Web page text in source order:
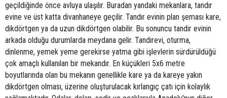
geçildiğinde önce avluya ulaşılır. Buradan yandaki mekanlara, tandır
evine ve üst katta divanhaneye geçilir. Tandır evinin plan şeması kare,
dikdörtgen ya da uzun dikdörtgen olabilir. Bu sonuncu tandır evinin
arkada olduğu durumlarda meydana gelir. Tandırevi, oturma,
dinlenme, yemek yeme gerekirse yatma gibi işlevlerin sürdürüldüğü
çok amaçlı kullanılan bir mekandır. En küçükleri 5x6 metre
boyutlarında olan bu mekanın genellikle kare ya da kareye yakın
dikdörtgen olması, üzerine oluşturulacak kırlangıç çatı için kolaylık